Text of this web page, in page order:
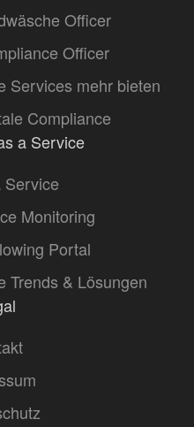
Officer
Officer
Services mehr bieten
Compliance
a Service
Service
Monitoring
Portal
Trends & Lösungen